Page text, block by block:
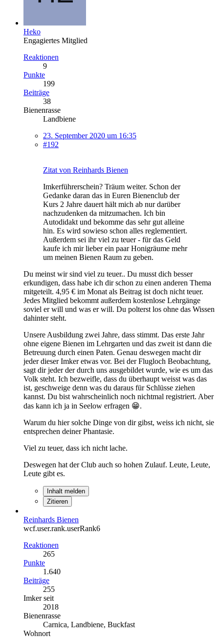
Heko
Engagiertes Mitglied
Reaktionen
9
Punkte
199
Beiträge
38
Bienenrasse
Landbiene
23. September 2020 um 16:35
#192
Zitat von Reinhards Bienen
Imkerführerschein? Träum weiter. Schon der
Gedanke daran das in Euren Bienenclub der
Kurs 2 Jahre dauert hält mich ab nur darüber
nachzudenken da mitzumachen. Ich bin
Autodidakt und bekomme das sehr gut alleine
hin. Es wird sowieso schon alles reglementiert.
Außerdem sei ihr viel zu teuer - für das Geld
kaufe ich mir lieber ein paar Honigräume mehr
um meinen Bienen Raum zu geben.
Du meinst wir sind viel zu teuer.. Du musst dich besser
erkundigen, dass habe ich dir schon zu einen anderen Thema
mitgeteilt. 4,95 € im Monat als Beitrag ist doch nicht teuer.
Jedes Mitglied bekommt außerdem kostenlose Lehrgänge
soviel er will und was er will. Du polterst los ohne das Wissen
dahinter steht.
Unsere Ausbildung zwei Jahre, dass stimmt. Das erste Jahr
ohne eigene Bienen im Lehrgarten und das zweit ist dann die
Betreuung durch einen Paten. Genau deswegen macht dir
jeder dieser Imker etwas vor. Bei der Flugloch Beobachtung,
sagt dir jeder der durch uns ausgebildet wurde, wie es um das
Volk steht. Ich bezweifle, dass du überhaupt weisst was das
ist, geschweige denn was du daraus für Schlüsse ziehen
kannst. Du bist wahrscheinlich noch nichtmal registriert. Aber
das kann ich ja in Seelow erfragen 😁.
Warum du hier solche Dinge von dir gibst, weiss ich nicht, sie
entsprechen deiner Phantasie.
Viel zu teuer, dass ich nicht lache.
Deswegen hat der Club auch so hohen Zulauf. Leute, Leute,
Leute gibt es.
Inhalt melden
Zitieren
Reinhards Bienen
wcf.user.rank.userRank6
Reaktionen
265
Punkte
1.640
Beiträge
255
Imker seit
2018
Bienenrasse
Carnica, Landbiene, Buckfast
Wohnort